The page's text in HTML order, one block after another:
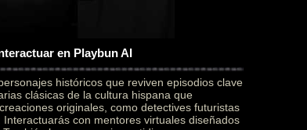
en Playbun AI
históricos que reviven episodios clave
clásicas de la cultura hispana que
originales, como detectives futuristas
con mentores virtuales diseñados